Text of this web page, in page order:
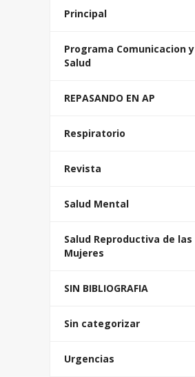
Principal
Programa Comunicacion y
Salud
REPASANDO EN AP
Respiratorio
Revista
Salud Mental
Salud Reproductiva de las
Mujeres
SIN BIBLIOGRAFIA
Sin categorizar
Urgencias